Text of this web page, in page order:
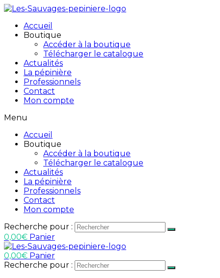
Accueil
Boutique
Accéder à la boutique
Télécharger le catalogue
Actualités
La pépinière
Professionnels
Contact
Mon compte
Menu
Accueil
Boutique
Accéder à la boutique
Télécharger le catalogue
Actualités
La pépinière
Professionnels
Contact
Mon compte
Recherche pour :
0,00€ Panier
0,00€ Panier
Recherche pour :